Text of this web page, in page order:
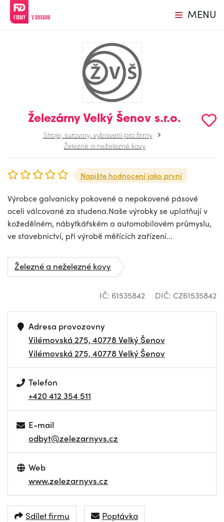
MENU
Železárny Velký Šenov s.r.o.
Stroje, suroviny, vybavení pro firmy
Železné a neželezné kovy
Napište hodnocení jako první
Výrobce galvanicky pokovené a nepokovené pásové
oceli válcované za studena.Naše výrobky se uplatňují v
kožedělném, nábytkářském a automobilovém průmyslu,
ve stavebnictví, při výrobě měřících zařízení...
Železné a neželezné kovy
IČ: 61535842 DIČ: CZ61535842
Adresa provozovny
Vilémovská 275, 40778 Velký Šenov
Vilémovská 275, 40778 Velký Šenov
Telefon
+420 412 354 511
E-mail
odbyt@zelezarnyvs.cz
Web
www.zelezarnyvs.cz
Sdílet firmu Poptávka